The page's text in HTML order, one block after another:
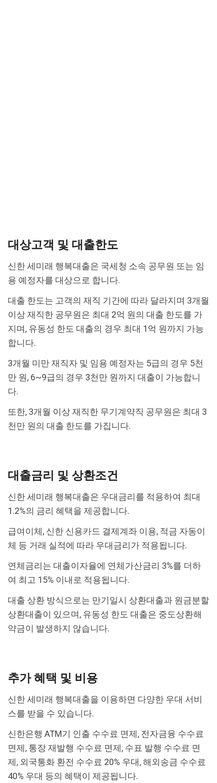
대상고객 및 대출한도
신한 세미래 행복대출은 국세청 소속 공무원 또는 임
용 예정자를 대상으로 합니다.
대출 한도는 고객의 재직 기간에 따라 달라지며 3개월
이상 재직한 공무원은 최대 2억 원의 대출 한도를 가
지며, 유동성 한도 대출의 경우 최대 1억 원까지 가능
합니다.
3개월 미만 재직자 및 임용 예정자는 5급의 경우 5천
만 원, 6~9급의 경우 3천만 원까지 대출이 가능합니
다.
또한, 3개월 이상 재직한 무기계약직 공무원은 최대 3
천만 원의 대출 한도를 가집니다.
대출금리 및 상환조건
신한 세미래 행복대출은 우대금리를 적용하여 최대
1.2%의 금리 혜택을 제공합니다.
급여이체, 신한 신용카드 결제계좌 이용, 적금 자동이
체 등 거래 실적에 따라 우대금리가 적용됩니다.
연체금리는 대출이자율에 연체가산금리 3%를 더하
여 최고 15% 이내로 적용됩니다.
대출 상환 방식으로는 만기일시 상환대출과 원금분할
상환대출이 있으며, 유동성 한도 대출은 중도상환해
약금이 발생하지 않습니다.
추가 혜택 및 비용
신한 세미래 행복대출을 이용하면 다양한 우대 서비
스를 받을 수 있습니다.
신한은행 ATM기 인출 수수료 면제, 전자금융 수수료
면제, 통장 재발행 수수료 면제, 수표 발행 수수료 면
제, 외국통화 환전 수수료 20% 우대, 해외송금 수수료
40% 우대 등의 혜택이 제공됩니다.